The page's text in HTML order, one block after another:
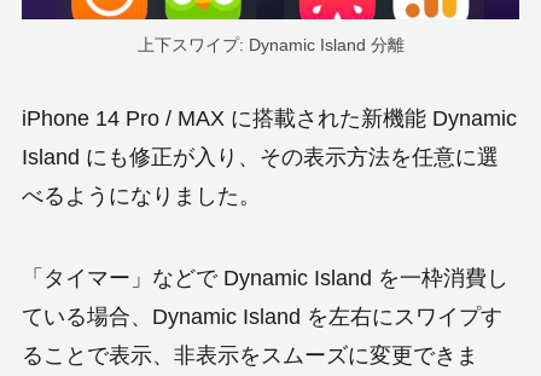
上下スワイプ: Dynamic Island 分離
iPhone 14 Pro / MAX に搭載された新機能 Dynamic
Island にも修正が入り、その表示方法を任意に選
べるようになりました。
「タイマー」などで Dynamic Island を一枠消費し
ている場合、Dynamic Island を左右にスワイプす
ることで表示、非表示をスムーズに変更できま